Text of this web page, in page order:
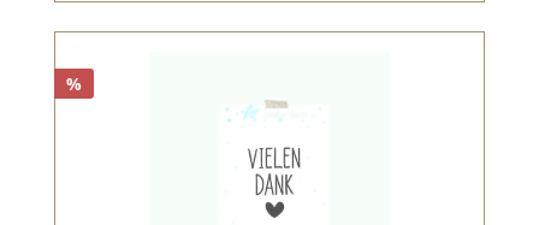
%